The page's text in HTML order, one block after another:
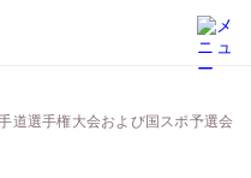
道選手権大会および国スポ予選会